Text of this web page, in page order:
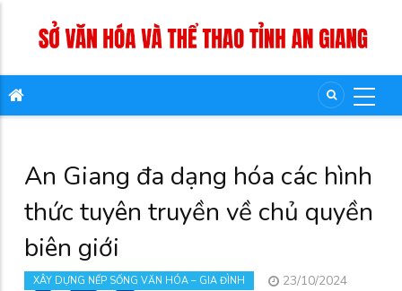
An Giang đa dạng hóa các hình
thức tuyên truyền về chủ quyền
biên giới
XÂY DỰNG NẾP SỐNG VĂN HÓA – GIA ĐÌNH
23/10/2024